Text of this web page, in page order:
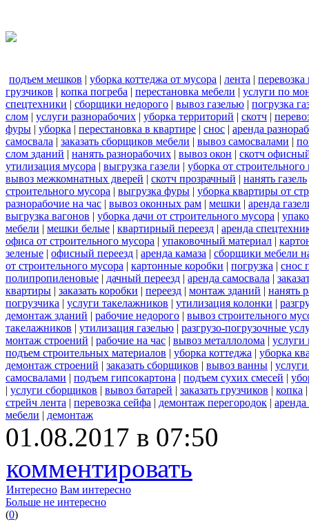
подъем мешков | уборка коттеджа от мусора | лента |
грузчиков | копка погреба | перестановка мебели | услуги по
спецтехники | сборщики недорого | вывоз газелью | погрузка
слом | услуги разнорабочих | уборка территорий | скотч |
фуры | уборка | перестановка в квартире | снос | аренда
самосвала | заказать сборщиков мебели | вывоз самосвалами |
слом зданий | нанять разнорабочих | вывоз окон | скотч
утилизация мусора | выгрузка газели | уборка от строительного
вывоз межкомнатных дверей | скотч прозрачный | нанять газель
строительного мусора | выгрузка фуры | уборка квартиры от
разнорабочие на час | вывоз оконных рам | мешки | аренда
выгрузка вагонов | уборка дачи от строительного мусора |
мебели | мешки белые | квартирный переезд | аренда
офиса от строительного мусора | упаковочный материал |
зеленые | офисный переезд | аренда камаза | сборщики мебели
от строительного мусора | картонные коробки | погрузка | снос
полипропиленовые | дачный переезд | аренда самосвала |
квартиры | заказать коробки | переезд | монтаж зданий | нанять
погрузчика | услуги такелажников | утилизация колонки |
демонтаж зданий | рабочие недорого | вывоз строительного
такелажников | утилизация газелью | разгрузо-погрузочные
монтаж строений | рабочие на час | вывоз металлолома | услуги
подъем строительных материалов | уборка коттеджа | уборка
демонтаж строений | заказать сборщиков | вывоз ванны |
самосвалами | подъем гипсокартона | подъем сухих смесей |
| услуги сборщиков | вывоз батарей | заказать грузчиков | копка
стрейч лента | перевозка сейфа | демонтаж перегородок |
мебели | демонтаж
01.08.2017 в 07:50
комментировать
Интересно Вам интересно
Больше не интересно
(0)